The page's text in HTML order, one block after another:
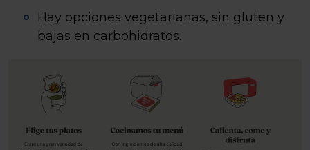
Hay opciones vegetarianas, sin gluten y
bajas en carbohidratos.